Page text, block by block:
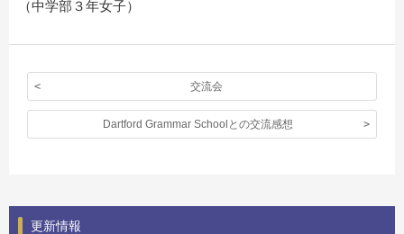
（中学部３年女子）
交流会
Dartford Grammar Schoolとの交流感想
更新情報